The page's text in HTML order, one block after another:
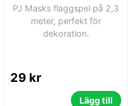
PJ Masks flaggspel på 2,3
meter, perfekt för
dekoration.
29 kr
Lägg till